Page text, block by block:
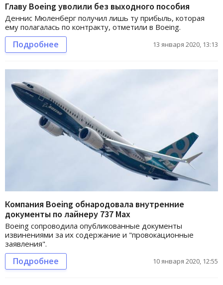
Главу Boeing уволили без выходного пособия
Деннис Мюленберг получил лишь ту прибыль, которая
ему полагалась по контракту, отметили в Boeing.
Подробнее 13 января 2020, 13:13
Компания Boeing обнародовала внутренние
документы по лайнеру 737 Max
Boeing сопроводила опубликованные документы
извинениями за их содержание и "провокационные
заявления".
Подробнее 10 января 2020, 12:55